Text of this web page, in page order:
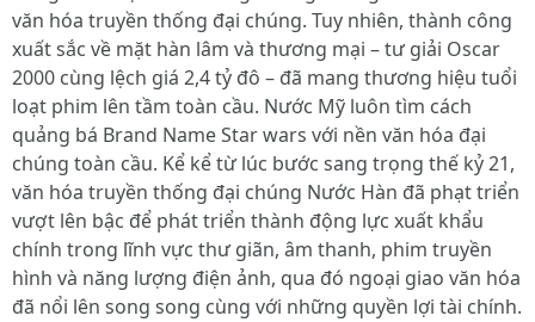
văn hóa truyền thống đại chúng. Tuy nhiên, thành công
xuất sắc về mặt hàn lâm và thương mại – tư giải Oscar
2000 cùng lệch giá 2,4 tỷ đô – đã mang thương hiệu tuổi
loạt phim lên tầm toàn cầu. Nước Mỹ luôn tìm cách
quảng bá Brand Name Star wars với nền văn hóa đại
chúng toàn cầu. Kể kể từ lúc bước sang trọng thế kỷ 21,
văn hóa truyền thống đại chúng Nước Hàn đã phạt triển
vượt lên bậc để phát triển thành động lực xuất khẩu
chính trong lĩnh vực thư giãn, âm thanh, phim truyền
hình và năng lượng điện ảnh, qua đó ngoại giao văn hóa
đã nổi lên song song cùng với những quyền lợi tài chính.